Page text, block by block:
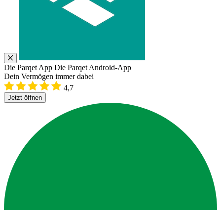
Die Parqet App Die Parqet Android-App
Dein Vermögen immer dabei
4,7
Jetzt öffnen